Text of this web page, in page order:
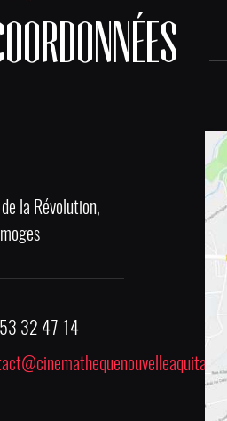
la Révolution,
32 47 14